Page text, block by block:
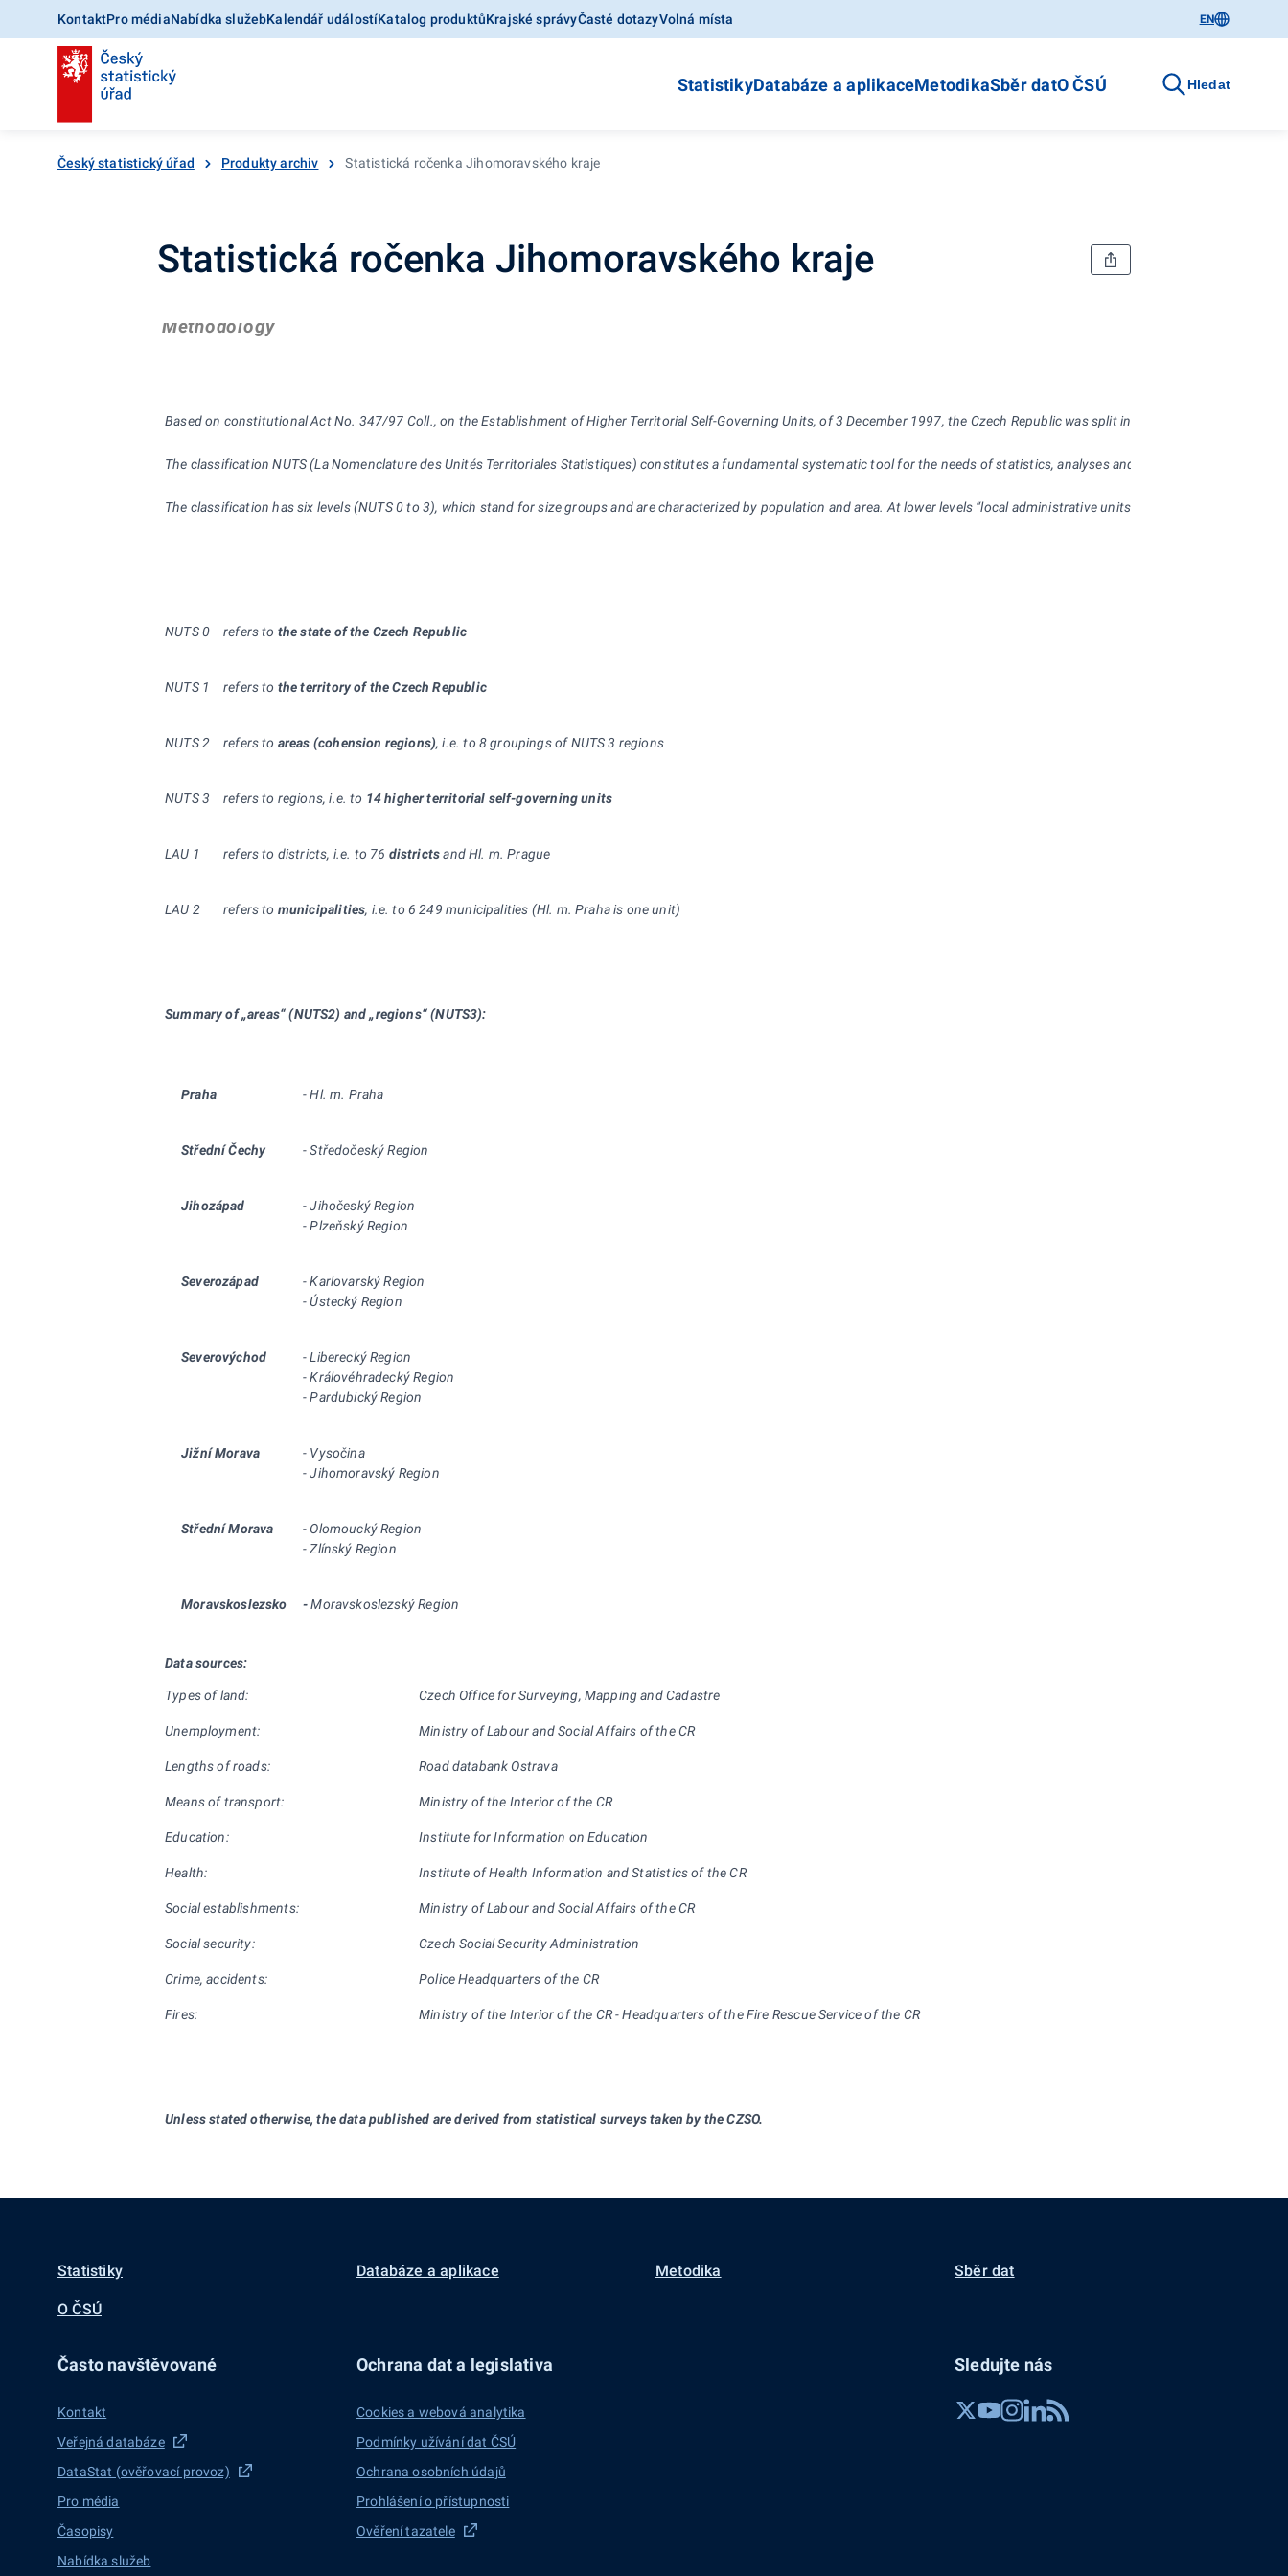
KontaktPro médiaNabídka služebKalendář událostíKatalog produktůKrajské správyČasté dotazyVolná místa EN
StatistikyDatabáze a aplikaceMetodikaSběr datO ČSÚ Hledat
Český statistický úřad Produkty archiv Statistická ročenka Jihomoravského kraje
Statistická ročenka Jihomoravského kraje
Methodology
Based on constitutional Act No. 347/97 Coll., on the Establishment of Higher Territorial Self-Governing Units, of 3 December 1997, the Czech Republic was split into 14 regions (NUTS
The classification NUTS (La Nomenclature des Unités Territoriales Statistiques) constitutes a fundamental systematic tool for the needs of statistics, analyses and provision of
The classification has six levels (NUTS 0 to 3), which stand for size groups and are characterized by population and area. At lower levels “local administrative units“ were introduced. The
NUTS 0 refers to the state of the Czech Republic
NUTS1 refers to the territory of the Czech Republic
NUTS2 refers to areas (cohension regions), i.e. to 8 groupings of NUTS 3 regions
NUTS 3 refers to regions, i.e. to 14 higher territorial self-governing units
LAU 1 refers to districts, i.e. to 76 districtsand Hl. m. Prague
LAU 2 refers to municipalities, i.e. to 6 249 municipalities (Hl. m. Praha is one unit)
Summary of „areas“ (NUTS2) and „regions“ (NUTS3):
Praha - Hl. m. Praha
StředníČechy - Středočeský Region
Jihozápad
- Jihočeský Region
- Plzeňský Region
Severozápad
- Karlovarský Region
- Ústecký Region
Severovýchod
- Liberecký Region
- Královéhradecký Region
- Pardubický Region
Jižní Morava
- Vysočina
- Jihomoravský Region
StředníMorava
- Olomoucký Region
- Zlínský Region
Moravskoslezsko -Moravskoslezský Region
Data sources:
Types of land: Czech Office for Surveying, Mapping and Cadastre
Unemployment: Ministry of Labour and Social Affairs of the CR
Lengths of roads: Road databank Ostrava
Means of transport: Ministry of the Interior of the CR
Education: Institute for Information on Education
Health: Institute of Health Information and Statistics of the CR
Social establishments: Ministry of Labour and Social Affairs of the CR
Social security: Czech Social Security Administration
Crime, accidents: Police Headquarters of the CR
Fires: Ministry of the Interior of the CR - Headquarters of the Fire Rescue Service of the CR
Unless stated otherwise, the data published are derived from statistical surveys taken by the CZSO.
Statistiky Databáze a aplikace Metodika Sběr dat
O ČSÚ
Často navštěvované
Kontakt
Veřejná databáze
DataStat (ověřovací provoz)
Pro média
Časopisy
Nabídka služeb
Ochrana dat a legislativa
Cookies a webová analytika
Podmínky užívání dat ČSÚ
Ochrana osobních údajů
Prohlášení o přístupnosti
Ověření tazatele
Sledujte nás